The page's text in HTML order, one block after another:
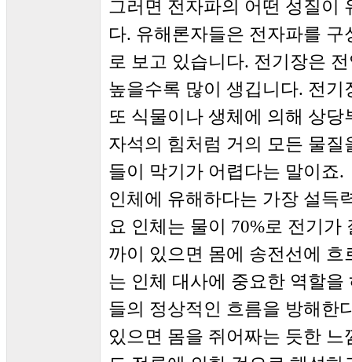
그러면 전자파의 어떤 성질이
다. 유해론자들은 전자파를
로 보고 있습니다. 전기장은
높을수록 많이 생깁니다. 전
또 식물이나 생체에 의해 상
자석의 힘처럼 거의 모든 물
들이 막기가 어렵다는 말이죠.
인체에 유해하다는 가장 설득
요 인체는 물이 70%로 전기
까이 있으면 몸에 송전선에
는 인체 대사에 중요한 역할을
들의 정상적인 흐름을 방해한
있으면 몸을 쥐어짜는 듯한